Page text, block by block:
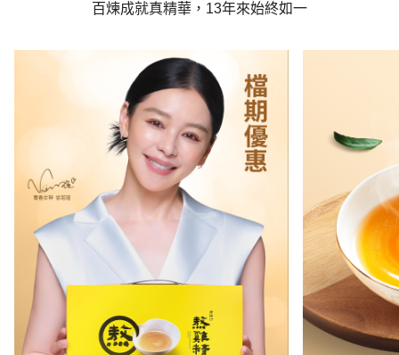
百煉成就真精華，13年來始終如一